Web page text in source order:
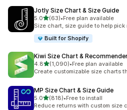
Jotly Size Chart & Size Guide
5.0별 5개 중
(63)
총 리뷰 63개
•Free plan available
Size chart, size guide to help
Built for Shopify
Kiwi Size Chart &
4.8별 5개 중
(1,090)
총 리뷰 1090개
•Free plan available
Create customizable size charts
MP Size Chart & Size Guide
5.0별 5개 중
(818)
총 리뷰 818개
•Free to install
Reduce returns with custom size